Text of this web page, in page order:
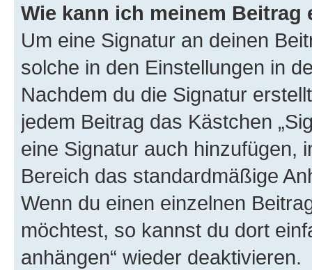
Wie kann ich meinem
Um eine Signatur an deinen
solche in den Einstellungen in
Nachdem du die Signatur
jedem Beitrag das Kästchen
eine Signatur auch hinzufügen,
Bereich das standardmäßige
Wenn du einen einzelnen
möchtest, so kannst du dort
anhängen“ wieder deaktivieren.